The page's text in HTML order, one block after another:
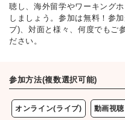
聴し、海外留学やワーキング
しましょう。参加は無料！参
ブ)、対面と様々、何度でもご
ださい。
参加方法(複数選択可能)
オンライン(ライブ) 動画視聴